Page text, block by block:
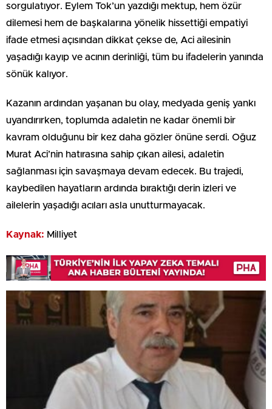
sorgulatıyor. Eylem Tok’un yazdığı mektup, hem özür
dilemesi hem de başkalarına yönelik hissettiği empatiyi
ifade etmesi açısından dikkat çekse de, Aci ailesinin
yaşadığı kayıp ve acının derinliği, tüm bu ifadelerin yanında
sönük kalıyor.
Kazanın ardından yaşanan bu olay, medyada geniş yankı
uyandırırken, toplumda adaletin ne kadar önemli bir
kavram olduğunu bir kez daha gözler önüne serdi. Oğuz
Murat Aci’nin hatırasına sahip çıkan ailesi, adaletin
sağlanması için savaşmaya devam edecek. Bu trajedi,
kaybedilen hayatların ardında bıraktığı derin izleri ve
ailelerin yaşadığı acıları asla unutturmayacak.
Kaynak: Milliyet